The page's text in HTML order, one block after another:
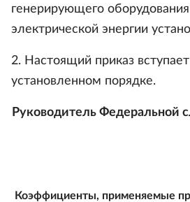
генерирующего
электрической энергии
2. Настоящий приказ
установленном порядке.
Руководитель Федеральной
Коэффициенты, применяемые